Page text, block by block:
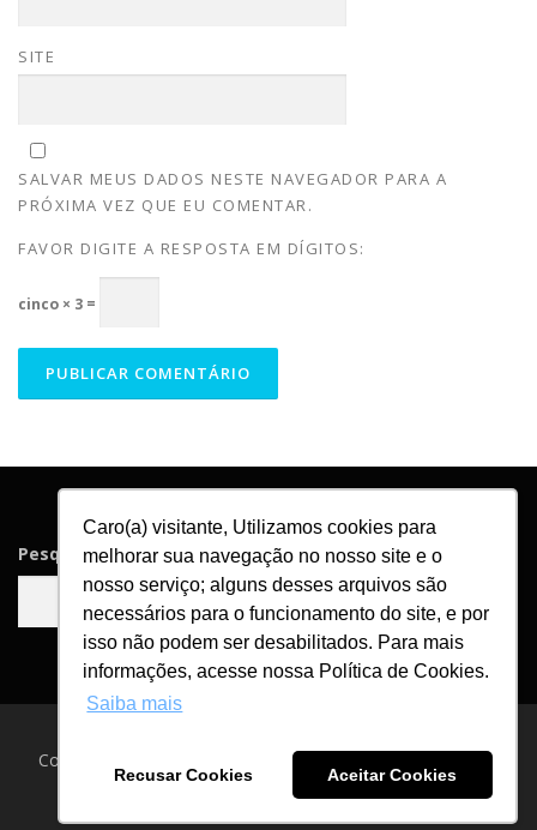
Caro(a) visitante, Utilizamos cookies para
melhorar sua navegação no nosso site e o
nosso serviço; alguns desses arquivos são
necessários para o funcionamento do site, e por
isso não podem ser desabilitados. Para mais
informações, acesse nossa Política de Cookies.
Saiba mais
Recusar Cookies Aceitar Cookies
SITE
SALVAR MEUS DADOS NESTE NAVEGADOR PARA A
PRÓXIMA VEZ QUE EU COMENTAR.
FAVOR DIGITE A RESPOSTA EM DÍGITOS:
cinco × 3 =
Pesquisar
Pesquisar
Copyright © 2026 Blog Asga Brindes
por
FameThemes